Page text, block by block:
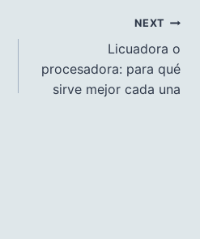
NEXT
Licuadora o
procesadora: para qué
sirve mejor cada una